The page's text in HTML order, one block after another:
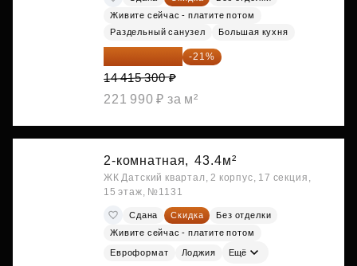
Живите сейчас - платите потом
Раздельный санузел
Большая кухня
11 388 087 ₽ -21%
14 415 300 ₽
221 990 ₽ за м²
2-комнатная, 43.4м²
ЖК Датский квартал, 2 корпус, 17 секция,
15 этаж, №1131
Сдана Скидка
Без отделки
Живите сейчас - платите потом
Евроформат Лоджия Ещё